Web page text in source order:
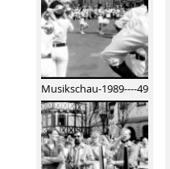
Musikschau-1989----49